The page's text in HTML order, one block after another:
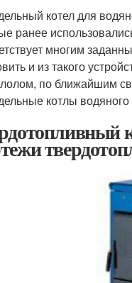
котел для
ранее
многим
и из такого
по ближайшим
котлы водяного